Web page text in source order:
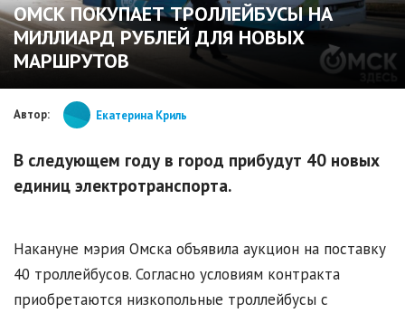
ОМСК ПОКУПАЕТ ТРОЛЛЕЙБУСЫ НА
МИЛЛИАРД РУБЛЕЙ ДЛЯ НОВЫХ
МАРШРУТОВ
Автор: Екатерина Криль
В следующем году в город прибудут 40 новых
единиц электротранспорта.
Накануне мэрия Омска объявила аукцион на поставку
40 троллейбусов. Согласно условиям контракта
приобретаются низкопольные троллейбусы с